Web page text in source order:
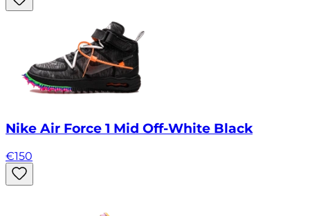
Nike Air Force 1 Mid Off-White Black
€150